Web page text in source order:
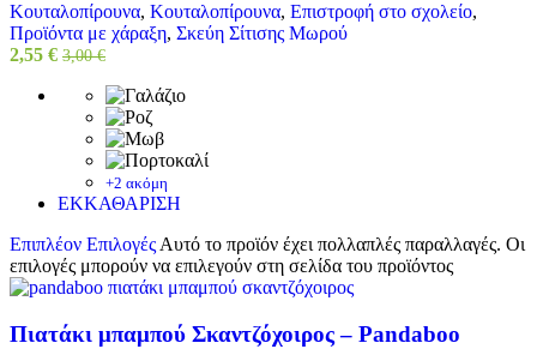
Κουταλοπίρουνα, Κουταλοπίρουνα, Επιστροφή στο σχολείο,
Προϊόντα με χάραξη, Σκεύη Σίτισης Μωρού
2,55 € 3,00€
+2 ακόμη
ΕΚΚΑΘΑΡΙΣΗ
Επιπλέον ΕπιλογέςΑυτό το προϊόν έχει πολλαπλές παραλλαγές. Οι
επιλογές μπορούν να επιλεγούν στη σελίδα του προϊόντος
Πιατάκι μπαμπού Σκαντζόχοιρος – Pandaboo